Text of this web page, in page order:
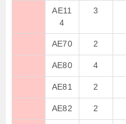
AE11
4
3
AE70 2
AE80 4
AE81 2
AE82 2